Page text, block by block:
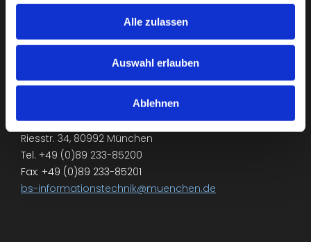
Alle zulassen
Auswahl erlauben
Ablehnen
Städt. Berufsschule für Informationstechnik
Riesstr. 34, 80992 München
Tel. +49 (0)89 233-85200
Fax: +49 (0)89 233-85201
bs-informationstechnik@muenchen.de